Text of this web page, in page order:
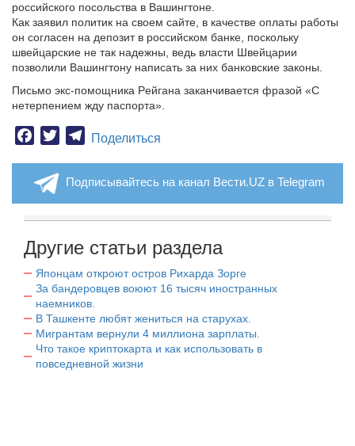
российского посольства в Вашингтоне.
Как заявил политик на своем сайте, в качестве оплаты работы
он согласен на депозит в российском банке, поскольку
швейцарские не так надежны, ведь власти Швейцарии
позволили Вашингтону написать за них банковские законы.
Письмо экс-помощника Рeйгaнa заканчивается фразой «С
нетерпением жду паспорта».
Facebook
TwitterTelegram
Поделиться
Подписывайтесь на канал Вести.UZ в Telegram
Другие статьи раздела
Японцам откроют остров Рихарда Зорге
За бандеровцев воюют 16 тысяч иностранных
наемников.
В Ташкенте любят жениться на старухах.
Мигрантам вернули 4 миллиона зарплаты.
Что такое криптокарта и как использовать в
повседневной жизни